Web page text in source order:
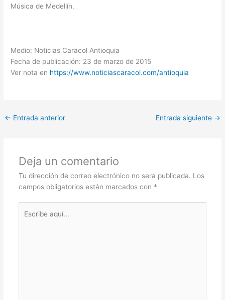
Música de Medellín.
Medio: Noticias Caracol Antioquia
Fecha de publicación: 23 de marzo de 2015
Ver nota en https://www.noticiascaracol.com/antioquia
← Entrada anterior Entrada siguiente →
Deja un comentario
Tu dirección de correo electrónico no será publicada. Los
campos obligatorios están marcados con *
aquí...